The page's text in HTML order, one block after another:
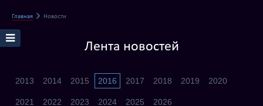
Главная Новости
Лента новостей
2013 2014 2015 2016 2017 2018 2019 2020
2021 2022 2023 2024 2025 2026